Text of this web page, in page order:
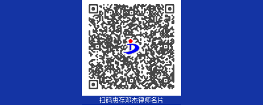
扫码惠存邓杰律师名片